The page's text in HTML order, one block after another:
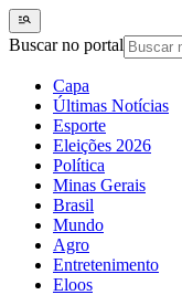
Buscar no portal
Capa
Últimas Notícias
Esporte
Eleições 2026
Política
Minas Gerais
Brasil
Mundo
Agro
Entretenimento
Eloos